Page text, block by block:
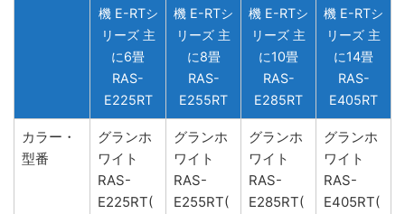
機 E-RTシ
リーズ 主
に6畳
RAS-
E225RT
機 E-RTシ
リーズ 主
に8畳
RAS-
E255RT
機 E-RTシ
リーズ 主
に10畳
RAS-
E285RT
機 E-RTシ
リーズ 主
に14畳
RAS-
E405RT
カラー・
型番
グランホ
ワイト
RAS-
E225RT(
グランホ
ワイト
RAS-
E255RT(
グランホ
ワイト
RAS-
E285RT(
グランホ
ワイト
RAS-
E405RT(